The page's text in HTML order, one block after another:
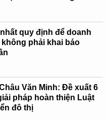
quy định để doanh
phải khai báo
Văn Minh: Đề xuất 6
pháp hoàn thiện Luật
đô thị